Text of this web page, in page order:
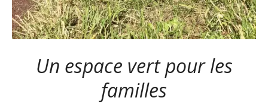
Un espace vert pour les
familles